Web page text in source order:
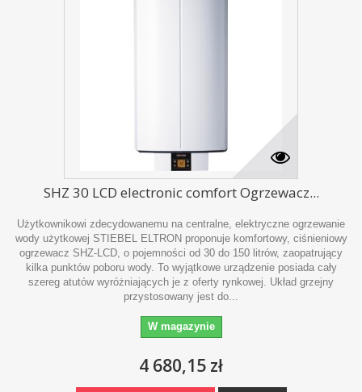
SHZ 30 LCD electronic comfort Ogrzewacz...
Użytkownikowi zdecydowanemu na centralne, elektryczne ogrzewanie
wody użytkowej STIEBEL ELTRON proponuje komfortowy, ciśnieniowy
ogrzewacz SHZ-LCD, o pojemności od 30 do 150 litrów, zaopatrujący
kilka punktów poboru wody. To wyjątkowe urządzenie posiada cały
szereg atutów wyróżniających je z oferty rynkowej. Układ grzejny
przystosowany jest do...
W magazynie
4 680,15 zł